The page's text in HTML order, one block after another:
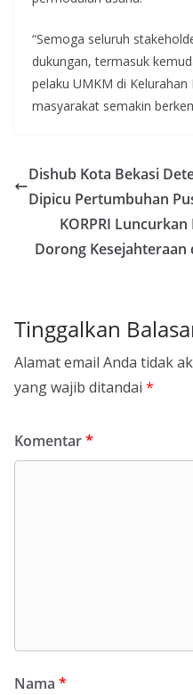
“Semoga seluruh
dukungan, termasuk
pelaku UMKM di Kelurahan
masyarakat semakin
Dishub Kota Bekasi
Dipicu Pertumbuhan
KORPRI
Dorong
Tinggalkan
Alamat email Anda tidak
yang wajib ditandai *
Komentar*
Nama *